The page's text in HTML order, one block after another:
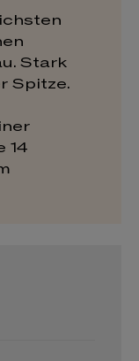
Stark
Spitze.
14